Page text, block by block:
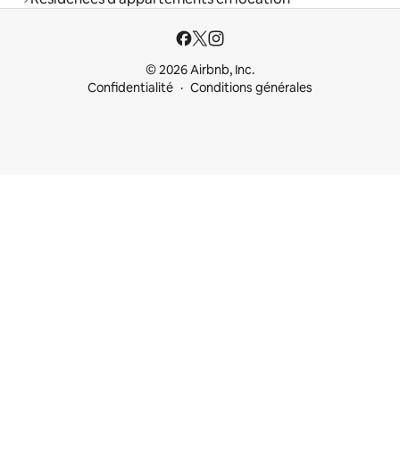
© 2026 Airbnb, Inc.
Confidentialité
Conditions générales